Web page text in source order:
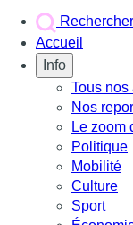
Rechercher
Accueil
Info
Tous nos
Nos
Le zoom
Politique
Mobilité
Culture
Sport